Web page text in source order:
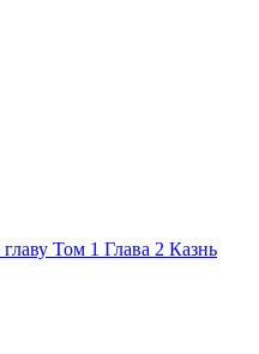
Том 1 Глава 2 Казнь